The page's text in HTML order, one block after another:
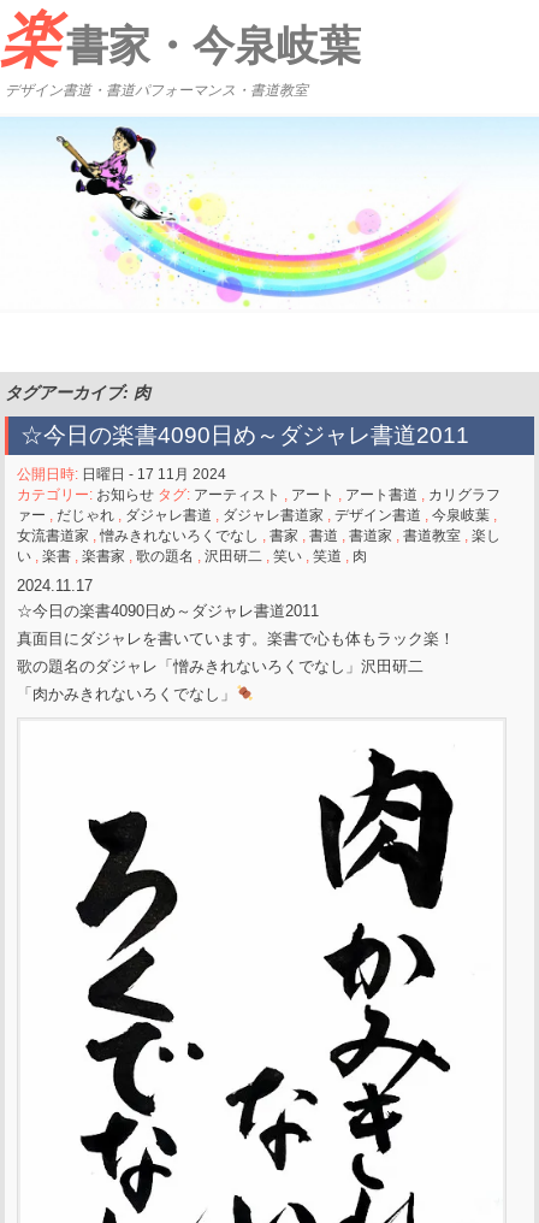
楽書家・今泉岐葉
デザイン書道・書道パフォーマンス・書道教室
タグアーカイブ: 肉
☆今日の楽書4090日め～ダジャレ書道2011
公開日時: 日曜日 - 17 11月 2024
カテゴリー: お知らせ タグ: アーティスト アート アート書道
カリグラフ
ァー
だじゃれ ダジャレ書道 ダジャレ書道家 ,デザイン書道 ,今泉岐葉
女流書道家
,憎みきれないろくでなし ,書家 ,書道 ,書道家 ,書道教室 ,楽し
い ,楽書 ,楽書家 ,歌の題名 ,沢田研二 ,笑い ,笑道 肉
2024.11.17
☆今日の楽書4090日め～ダジャレ書道2011
真面目にダジャレを書いています。楽書で心も体もラック楽！
歌の題名のダジャレ「憎みきれないろくでなし」沢田研二
「肉かみきれないろくでなし」